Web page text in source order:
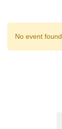
No event found.